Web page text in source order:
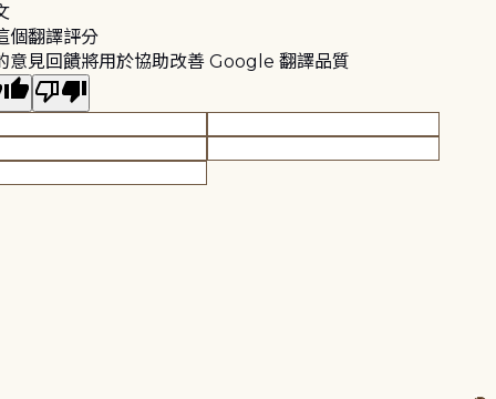
個翻譯評分
意見回饋將用於協助改善 Google 翻譯品質